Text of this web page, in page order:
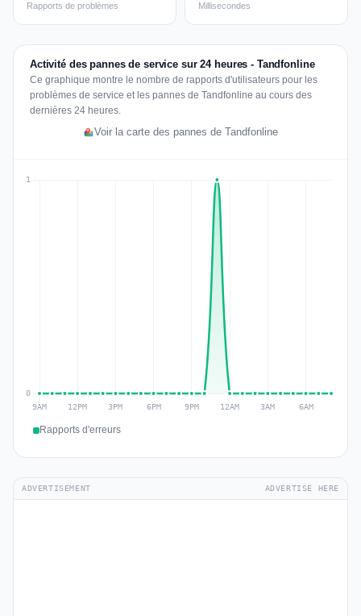
Rapports de problèmes Millisecondes
Activité des pannes de service sur 24 heures - Tandfonline
Ce graphique montre le nombre de rapports d'utilisateurs pour les
problèmes de service et les pannes de Tandfonline au cours des
dernières 24 heures.
Voir la carte des pannes de Tandfonline
Rapports d'erreurs
ADVERTISEMENT ADVERTISE HERE